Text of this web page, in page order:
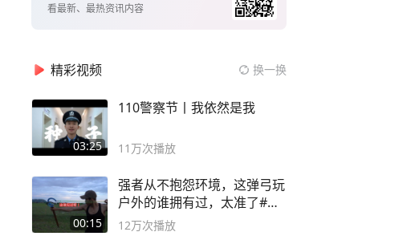
看最新、最热资讯内容
精彩视频 换一换
03:25
110警察节丨我依然是我
11万次播放
00:15
强者从不抱怨环境，这弹弓玩
户外的谁拥有过，太准了#弹
弓#户外
12万次播放